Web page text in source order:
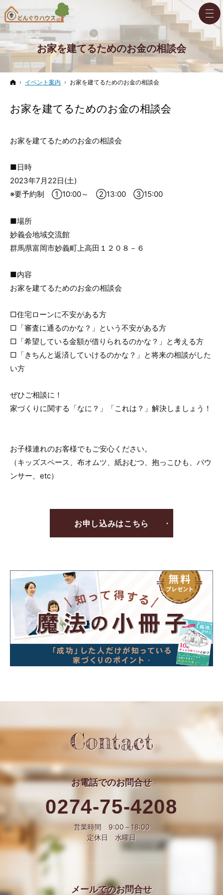
お家を建てるためのお金の相談会
ホーム
イベント案内 お家を建てるためのお金の相談会
お家を建てるためのお金の相談会
お家を建てるためのお金の相談会
■日時
2023年7月22日(土)
※要予約制 ①10:00～ ②13:00 ③15:00
■場所
妙義会地域交流館
群馬県富岡市妙義町上高田１２０８－６
■内容
お家を建てるためのお金の相談会
□住宅ローンに不安がある方
□「審査に通るのかな？」という不安がある方
□「希望している金額が借りられるのかな？」と考える方
□「きちんと返済していけるのかな？」と将来の相談がした
い方
ぜひご相談に！
家づくりに関する「なに？」「これは？」解決しましょう！
お子様連れのお客様でもご安心ください。
（キッズスペース、布オムツ、紙おむつ、抱っこひも、バウ
ンサー、etc）
お申し込みはこちら
Contact
お電話でのお問合せ
0274-75-4208
営業時間 9:00～18:00
定休日 水曜日
メールでのお問合せ